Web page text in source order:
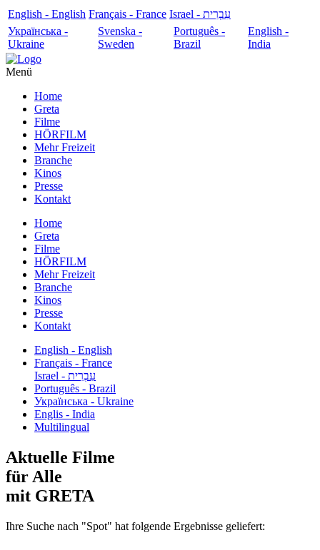
English - English Français - France
עִבְרִית - Israel
Українська -
Ukraine
Svenska -
Sweden
Português -
Brazil
English -
India
Menü
Home
Greta
Filme
HÖRFILM
Mehr Freizeit
Branche
Kinos
Presse
Kontakt
Home
Greta
Filme
HÖRFILM
Mehr Freizeit
Branche
Kinos
Presse
Kontakt
English - English
Français - France
עִבְרִית - Israel
Português - Brazil
Українська - Ukraine
Englis - India
Multilingual
Aktuelle Filme
für Alle
mit GRETA
Ihre Suche nach "Spot" hat folgende Ergebnisse geliefert: